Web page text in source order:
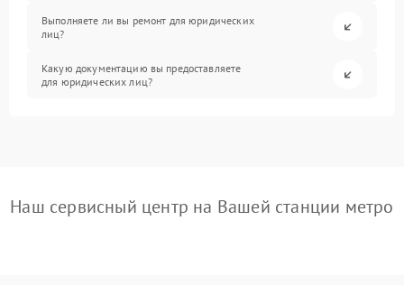
Выполняете ли вы ремонт для юридических
лиц?
Какую документацию вы предоставляете
для юридических лиц?
Наш сервисный центр на Вашей станции метро